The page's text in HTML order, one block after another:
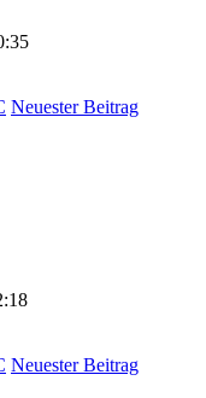
Neuester Beitrag
Neuester Beitrag